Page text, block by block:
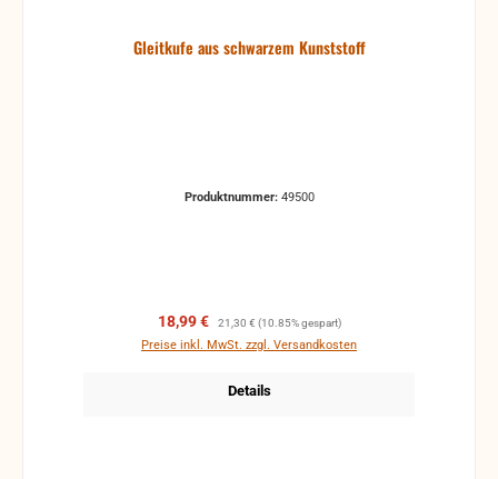
Gleitkufe aus schwarzem Kunststoff
Produktnummer: 49500
Verkaufspreis:
18,99 € Regulärer Preis:
21,30 € (10.85% gespart)
Preise inkl. MwSt. zzgl. Versandkosten
Details